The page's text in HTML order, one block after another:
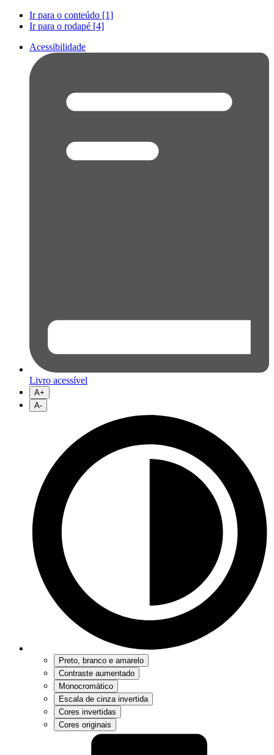
Ir para o conteúdo [1]
Ir para o rodapé [4]
Acessibilidade
Livro acessível
A+
A-
Preto, branco e amarelo
Contraste aumentado
Monocromático
Escala de cinza invertida
Cores invertidas
Cores originais